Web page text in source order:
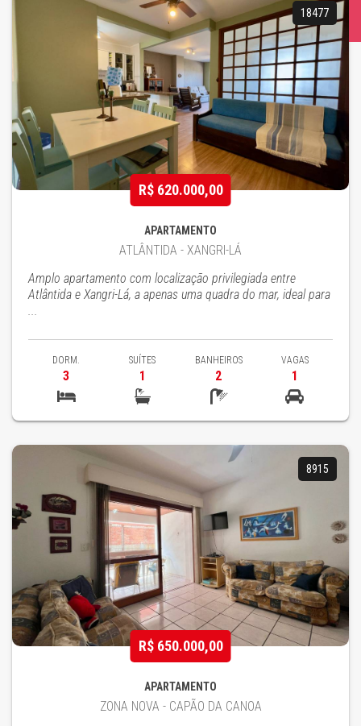
18477
R$ 620.000,00
APARTAMENTO
ATLÂNTIDA - XANGRI-LÁ
Amplo apartamento com localização privilegiada entre
Atlântida e Xangri-Lá, a apenas uma quadra do mar, ideal para
...
DORM.
3
SUÍTES
1
BANHEIROS
2
VAGAS
1
8915
R$ 650.000,00
APARTAMENTO
ZONA NOVA - CAPÃO DA CANOA